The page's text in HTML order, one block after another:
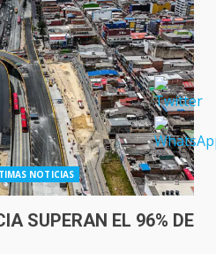
NOTICIAS
SUPERAN EL 96% DE